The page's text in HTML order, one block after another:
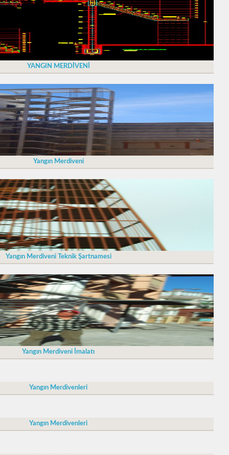
YANGIN MERDİVENİ
Yangın Merdiveni
Yangın Merdiveni Teknik Şartnamesi
Yangın Merdiveni İmalatı
Yangın Merdivenleri
Yangın Merdivenleri